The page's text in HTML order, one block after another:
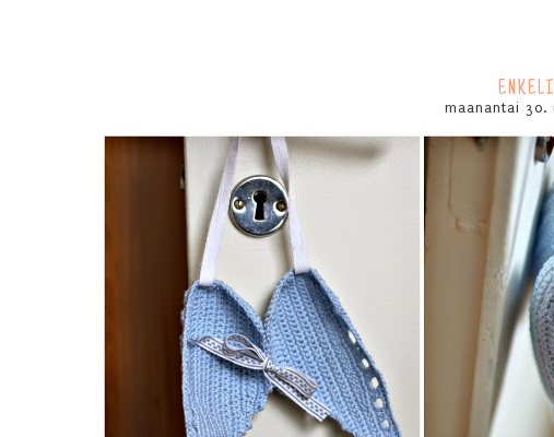
maanantai 30.